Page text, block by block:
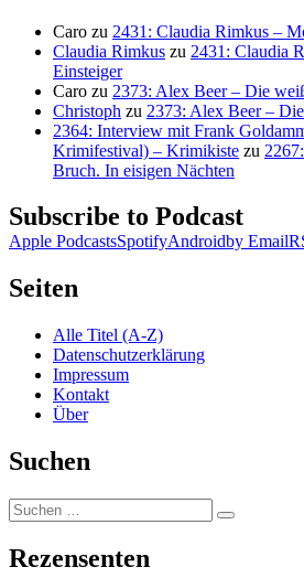
Caro zu 2431: Claudia Rimkus –
Claudia Rimkus zu 2431: Claudia
Einsteiger
Caro zu 2373: Alex Beer – Die
Christoph zu 2373: Alex Beer –
2364: Interview mit Frank
Krimifestival) – Krimikiste zu
Bruch. In eisigen Nächten
Subscribe to Podcast
Apple PodcastsSpotifyAndroidby Email
Seiten
Alle Titel (A-Z)
Datenschutzerklärung
Impressum
Kontakt
Über
Suchen
Suchen
nach:
Suchen
Rezensenten